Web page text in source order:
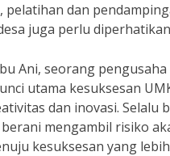
pelatihan dan
juga perlu
Ani, seorang pengusaha
utama kesuksesan
dan inovasi. Selalu
mengambil risiko
kesuksesan yang